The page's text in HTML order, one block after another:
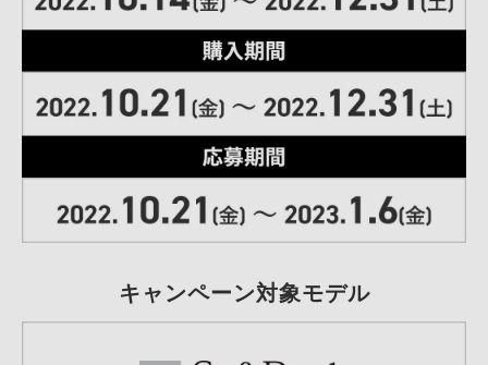
キャンペーン対象モデル